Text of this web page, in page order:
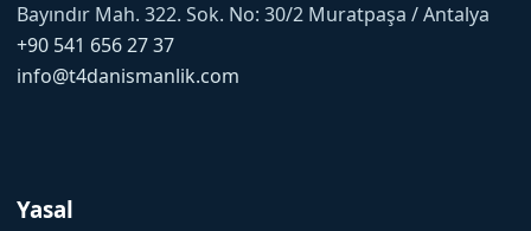
Bayındır Mah. 322. Sok. No: 30/2 Muratpaşa / Antalya
+90 541 656 27 37
info@t4danismanlik.com
Yasal